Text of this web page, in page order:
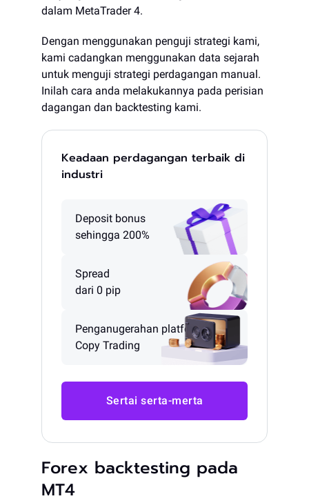
dalam MetaTrader 4.
Dengan menggunakan penguji strategi kami,
kami cadangkan menggunakan data sejarah
untuk menguji strategi perdagangan manual.
Inilah cara anda melakukannya pada perisian
dagangan dan backtesting kami.
Keadaan perdagangan terbaik di
industri
Deposit bonus
sehingga 200%
Spread
dari 0 pip
Penganugerahan platform
Copy Trading
Sertai serta-merta
Forex backtesting pada
MT4